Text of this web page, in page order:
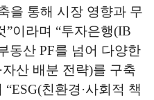
을 통해 시장 영향과 무
이라며 “투자은행(IB
동산 PF를 넘어 다양한
산 배분 전략)를 구축
친환경·사회적 책